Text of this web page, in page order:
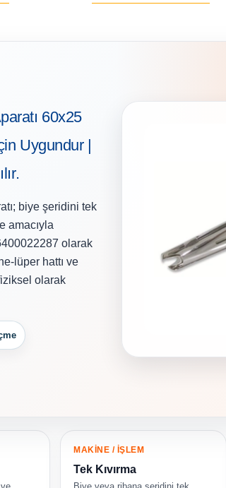
60x25
Uygundur |
biye şeridini tek
amacıyla
olarak
lüper hattı ve
olarak
MAKİNE / İŞLEM
Tek Kıvırma